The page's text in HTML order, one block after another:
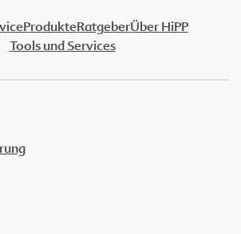
ProdukteRatgeberÜber HiPP
Tools und Services